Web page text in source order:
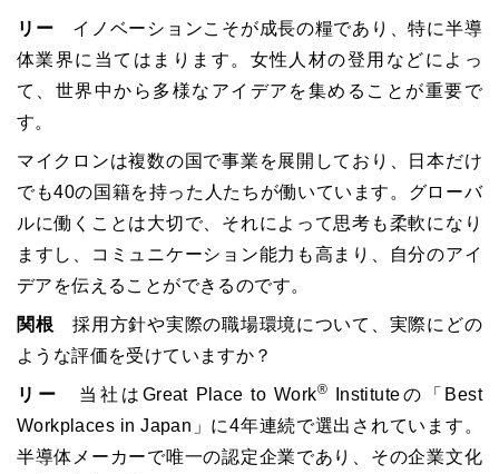
リー イノベーションこそが成長の糧であり、特に半導
体業界に当てはまります。女性人材の登用などによっ
て、世界中から多様なアイデアを集めることが重要で
す。
マイクロンは複数の国で事業を展開しており、日本だけ
でも40の国籍を持った人たちが働いています。グローバ
ルに働くことは大切で、それによって思考も柔軟になり
ますし、コミュニケーション能力も高まり、自分のアイ
デアを伝えることができるのです。
関根 採用方針や実際の職場環境について、実際にどの
ような評価を受けていますか？
リー 当社はGreat Place to Work®
Instituteの「Best
Workplaces in Japan」に4年連続で選出されています。
半導体メーカーで唯一の認定企業であり、その企業文化